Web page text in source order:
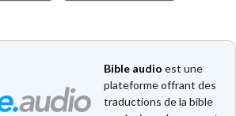
Bible audio est une
plateforme offrant des
traductions de la bible